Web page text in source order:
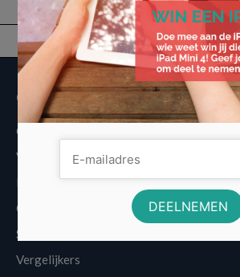
Overige informatie
Over Voordeligst.nl
Veelgestelde vragen
Disclaimer
Cookies
Sitemap
Vergelijkers